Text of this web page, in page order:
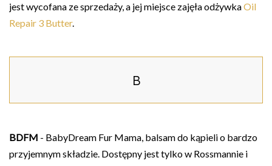
jest wycofana ze sprzedaży, a jej miejsce zajęła odżywkaOil
Repair 3 Butter.
B
BDFM - BabyDream Fur Mama, balsam do kąpieli o bardzo
przyjemnym składzie. Dostępny jest tylko w Rossmannie i